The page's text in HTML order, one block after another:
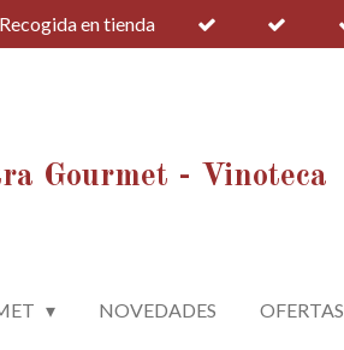
Recogida en tienda
Gourmet - Vinoteca
NOVEDADES OFERTAS